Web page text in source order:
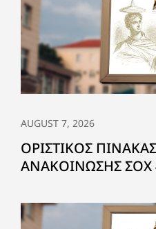
AUGUST 7, 2026
ΟΡΙΣΤΙΚΟΣ
ΑΝΑΚΟΙΝΩΣΗΣ ΣΟΧ